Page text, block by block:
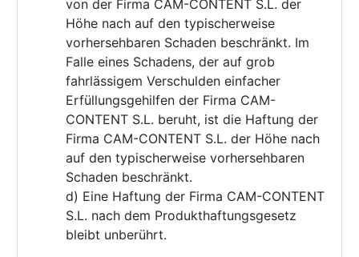
von der Firma CAM-CONTENT S.L. der
Höhe nach auf den typischerweise
vorhersehbaren Schaden beschränkt. Im
Falle eines Schadens, der auf grob
fahrlässigem Verschulden einfacher
Erfüllungsgehilfen der Firma CAM-
CONTENT S.L. beruht, ist die Haftung der
Firma CAM-CONTENT S.L. der Höhe nach
auf den typischerweise vorhersehbaren
Schaden beschränkt.
d) Eine Haftung der Firma CAM-CONTENT
S.L. nach dem Produkthaftungsgesetz
bleibt unberührt.